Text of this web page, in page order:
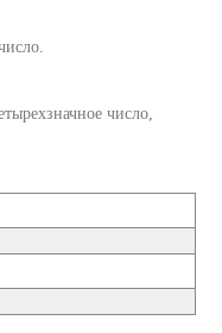
число,